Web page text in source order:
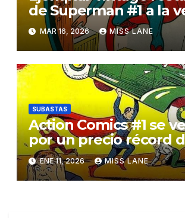
de Superman #1 a la
una subasta
MAR 16, 2026 MISS LANE
SUBASTAS
Action Comics #1 se
por un precio récord
millones de dólares
ENE 11, 2026 MISS LANE